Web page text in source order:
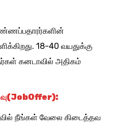
18-40 வயதுக்கு
கனடாவில் அதிகம்
:
நீங்கள் வேலை கிடைத்தவ